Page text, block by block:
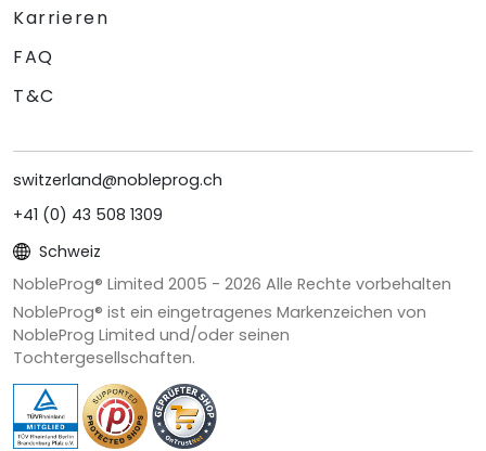
Karrieren
FAQ
T&C
switzerland@nobleprog.ch
+41 (0) 43 508 1309
Schweiz
NobleProg® Limited 2005 - 2026 Alle Rechte vorbehalten
NobleProg® ist ein eingetragenes Markenzeichen von
NobleProg Limited und/oder seinen
Tochtergesellschaften.